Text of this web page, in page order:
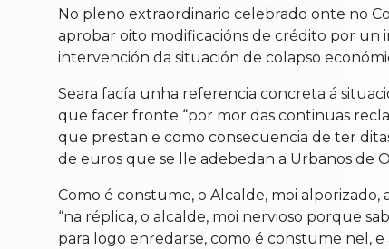
No pleno extraordinario celebrado onte no
aprobar oito modificacións de crédito por un
intervención da situación de colapso
Seara facía unha referencia concreta á
que facer fronte “por mor das continuas
que prestan e como consecuencia de ter
de euros que se lle adebedan a Urbanos de
Como é constume, o Alcalde, moi
“na réplica, o alcalde, moi nervioso porque
para logo enredarse, como é constume nel,